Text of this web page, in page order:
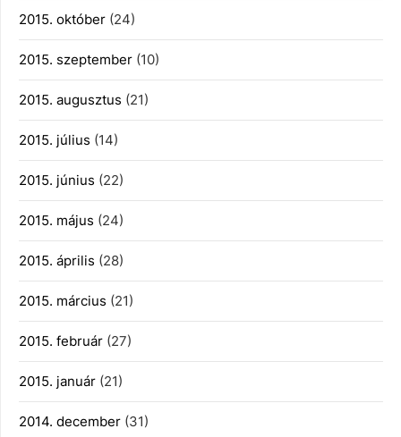
2015. október (24)
2015. szeptember (10)
2015. augusztus (21)
2015. július (14)
2015. június (22)
2015. május (24)
2015. április (28)
2015. március (21)
2015. február (27)
2015. január (21)
2014. december (31)